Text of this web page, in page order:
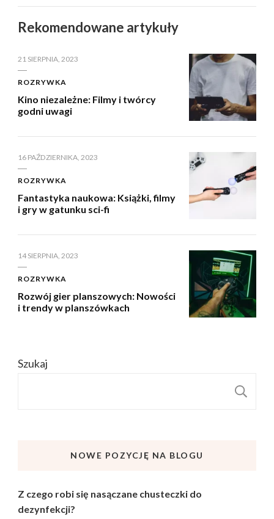
Rekomendowane artykuły
21 SIERPNIA, 2023
ROZRYWKA
Kino niezależne: Filmy i twórcy
godni uwagi
16 PAŹDZIERNIKA, 2023
ROZRYWKA
Fantastyka naukowa: Książki, filmy
i gry w gatunku sci-fi
14 SIERPNIA, 2023
ROZRYWKA
Rozwój gier planszowych: Nowości
i trendy w planszówkach
Szukaj
NOWE POZYCJĘ NA BLOGU
Z czego robi się nasączane chusteczki do
dezynfekcji?